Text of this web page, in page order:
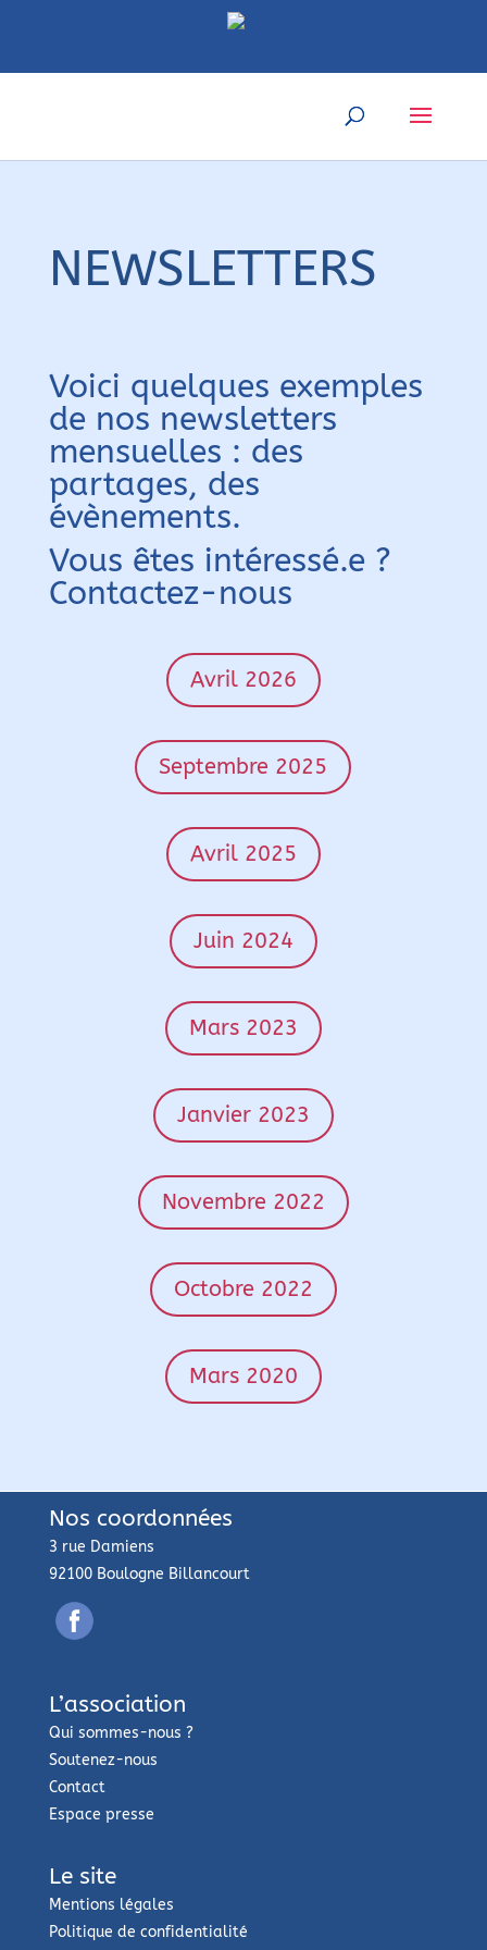
NEWSLETTERS
Voici quelques exemples
de nos newsletters
mensuelles : des
partages, des
évènements.
Vous êtes intéressé.e ?
Contactez-nous
Avril 2026
Septembre 2025
Avril 2025
Juin 2024
Mars 2023
Janvier 2023
Novembre 2022
Octobre 2022
Mars 2020
Nos coordonnées
3 rue Damiens
92100 Boulogne Billancourt
L’association
Qui sommes-nous ?
Soutenez-nous
Contact
Espace presse
Le site
Mentions légales
Politique de confidentialité